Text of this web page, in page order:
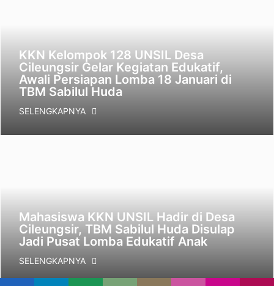
KKN Kelompok 128 UNSIL Desa
Cileungsir Gelar Kegiatan Edukatif,
Awali Persiapan Lomba 18 Januari di
TBM Sabilul Huda
SELENGKAPNYA
Mahasiswa KKN UNSIL Hadir di Desa
Cileungsir, TBM Sabilul Huda Disulap
Jadi Pusat Lomba Edukatif Anak
SELENGKAPNYA